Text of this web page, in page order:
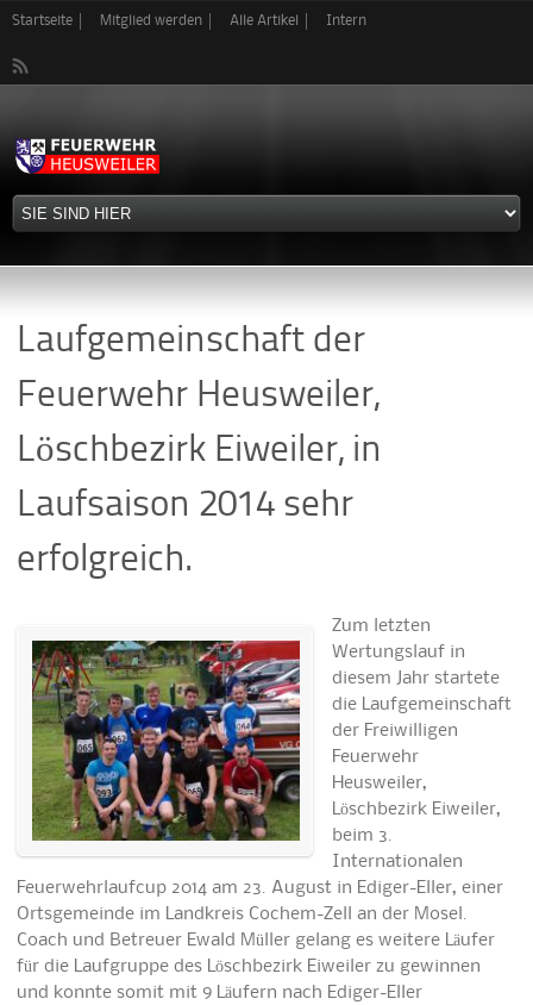
Direkt
Startseite Mitglied werden Alle Artikel Intern
Laufgemeinschaft der
Feuerwehr Heusweiler,
Löschbezirk Eiweiler, in
Laufsaison 2014 sehr
erfolgreich.
Zum letzten
Wertungslauf in
diesem Jahr startete
die Laufgemeinschaft
der Freiwilligen
Feuerwehr
Heusweiler,
Löschbezirk Eiweiler,
beim 3.
Internationalen
Feuerwehrlaufcup 2014 am 23. August in Ediger-Eller, einer
Ortsgemeinde im Landkreis Cochem-Zell an der Mosel.
Coach und Betreuer Ewald Müller gelang es weitere Läufer
für die Laufgruppe des Löschbezirk Eiweiler zu gewinnen
und konnte somit mit 9 Läufern nach Ediger-Eller